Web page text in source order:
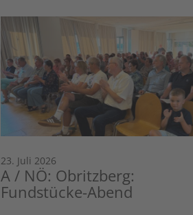
23. Juli 2026
A / NÖ: Obritzberg:
Fundstücke-Abend